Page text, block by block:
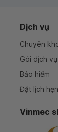
Dịch vụ
Chuyên
Gói dịch vụ
Bảo hiểm
Đặt lịch hẹn
Vinmec